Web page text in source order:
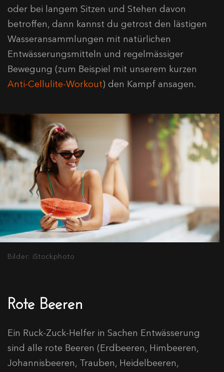
oder bei langem Sitzen und Stehen davon
betroffen, dann kannst du getrost den lästigen
Wasseransammlungen mit natürlichen
Entwässerungsmitteln und regelmässiger
Bewegung (zum Beispiel mit unserem kurzen
Anti-Cellulite-Workout) den Kampf ansagen.
Bilder: iStockphoto
Rote Beeren
Ein Ruck-Zuck-Helfer in Sachen Entwässerung
sind alle rote Beeren (Erdbeeren, Himbeeren,
Johannisbeeren, Trauben, Heidelbeeren,